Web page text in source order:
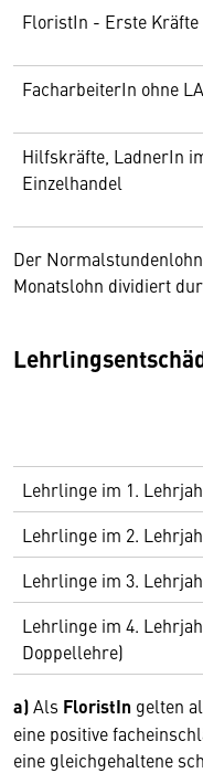
FloristIn - Erste Kräfte
FacharbeiterIn ohne
Hilfskräfte, LadnerIn
Einzelhandel
Der
Monatslohn dividiert
Lehrlinge im 1.
Lehrlinge im 2.
Lehrlinge im 3.
Lehrlinge im 4.
Doppellehre)
a)Als FloristIn gelten
eine positive
eine gleichgehaltene